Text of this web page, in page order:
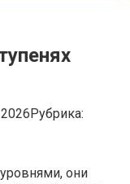
Рубрика:
они